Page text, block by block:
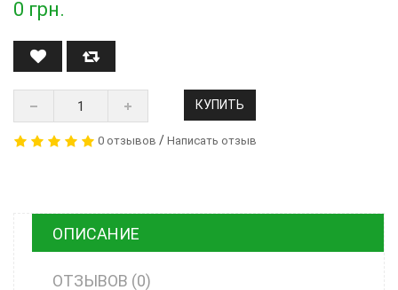
0 грн.
КУПИТЬ
0 отзывов / Написать отзыв
ОПИСАНИЕ
ОТЗЫВОВ (0)